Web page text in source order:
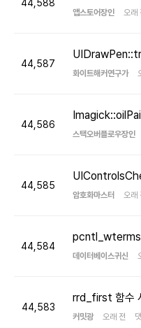
44,588
앱스토어장인 오
44,587
화이트해커연구가
44,586
스택오버플로우장인
44,585
암호화마스터 오
44,584
데이터베이스귀신
44,583
rrd_first 함수
커밋광 오래 전